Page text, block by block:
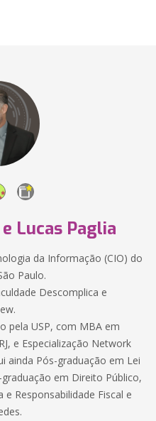
Lucas Paglia
da Informação (CIO) do
Paulo.
Descomplica e
pela USP, com MBA em
e Especialização Network
ainda Pós-graduação em Lei
em Direito Público,
Responsabilidade Fiscal e